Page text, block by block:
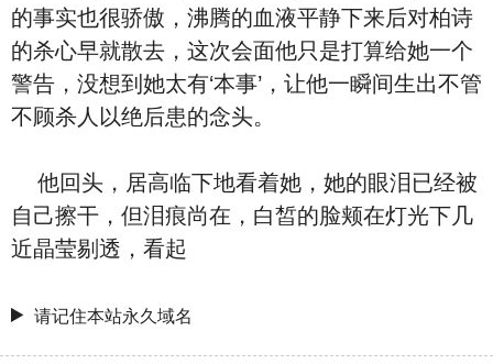
的事实也很骄傲，沸腾的血液平静下来后对柏诗
的杀心早就散去，这次会面他只是打算给她一个
警告，没想到她太有‘本事’，让他一瞬间生出不管
不顾杀人以绝后患的念头。
他回头，居高临下地看着她，她的眼泪已经被
自己擦干，但泪痕尚在，白皙的脸颊在灯光下几
近晶莹剔透，看起
请记住本站永久域名